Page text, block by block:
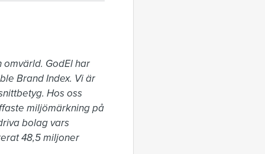
GodEl har
Brand Index. Vi är
Hos oss
miljömärkning på
bolag vars
48,5 miljoner